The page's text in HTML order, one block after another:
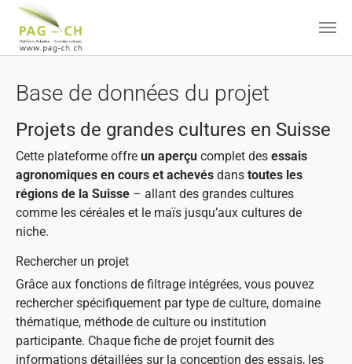
Base de données du projet
Projets de grandes cultures en Suisse
Cette plateforme offre un aperçu complet des essais
agronomiques en cours et achevés dans toutes les
régions de la Suisse – allant des grandes cultures
comme les céréales et le maïs jusqu’aux cultures de
niche.
Rechercher un projet
Grâce aux fonctions de filtrage intégrées, vous pouvez
rechercher spécifiquement par type de culture, domaine
thématique, méthode de culture ou institution
participante. Chaque fiche de projet fournit des
informations détaillées sur la conception des essais, les